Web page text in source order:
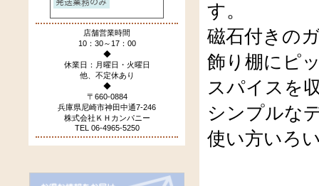
す。
磁石付きの
飾り棚にピ
スパイスを
シンプルな
使い方いろ
店舗営業時間
10：30～17：00
◆
休業日：月曜日・火曜日
他、不定休あり
◆
〒660-0884
兵庫県尼崎市神田中通7-246
株式会社ＫＨカンパニー
TEL 06-4965-5250